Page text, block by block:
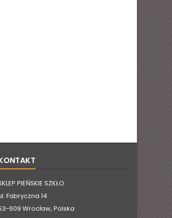
PIEŃSKIE SZKŁO
Fabryczna 14
609 Wrocław, Polska